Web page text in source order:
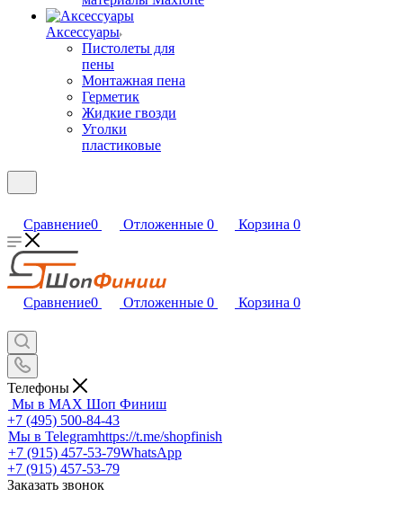
Аксессуары
Пистолеты для
пены
Монтажная пена
Герметик
Жидкие гвозди
Уголки
пластиковые
Сравнение0 Отложенные 0 Корзина 0
Сравнение0 Отложенные 0 Корзина 0
Телефоны
Мы в MAX Шоп Финиш
+7 (495) 500-84-43
Мы в Telegramhttps://t.me/shopfinish
+7 (915) 457-53-79WhatsApp
+7 (915) 457-53-79
Заказать звонок